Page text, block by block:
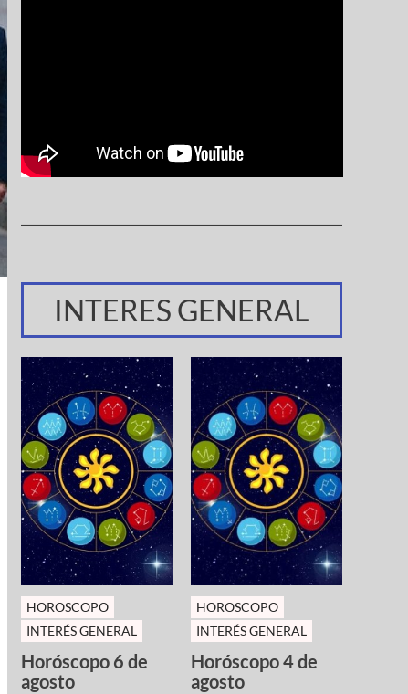
INTERES GENERAL
HOROSCOPO
INTERÉS GENERAL
Horóscopo 6 de
agosto
HOROSCOPO
INTERÉS GENERAL
Horóscopo 4 de
agosto